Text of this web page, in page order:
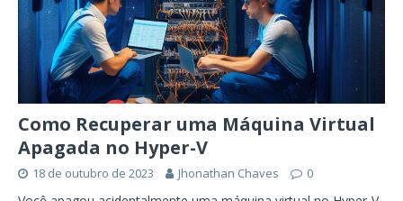
Como Recuperar uma Máquina Virtual
Apagada no Hyper-V
18 de outubro de 2023 Jhonathan Chaves 0